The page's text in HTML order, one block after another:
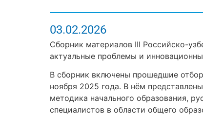
03.02.2026
Сборник материалов III Российско-
актуальные проблемы и
В сборник включены прошедшие
ноября 2025 года. В нём
методика начального образования,
специалистов в области общего